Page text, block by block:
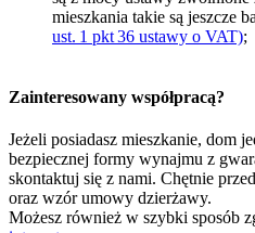
mieszkania takie są jeszcze
ust. 1 pkt 36 ustawy o VAT);
Zainteresowany współpracą?
Jeżeli posiadasz mieszkanie, dom
bezpiecznej formy wynajmu z
skontaktuj się z nami. Chętnie
oraz wzór umowy dzierżawy.
Możesz również w szybki sposób